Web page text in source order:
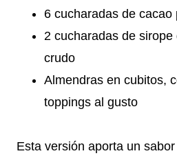
6 cucharadas de cacao
2 cucharadas de
crudo
Almendras en cubitos,
toppings al gusto
Esta versión aporta un